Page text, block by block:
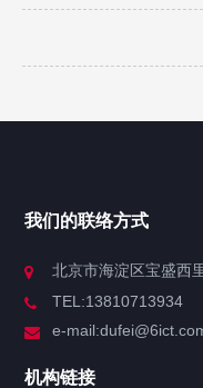
我们的联络方式
北京市海淀区宝盛西
TEL:13810713934
e-
机构链接